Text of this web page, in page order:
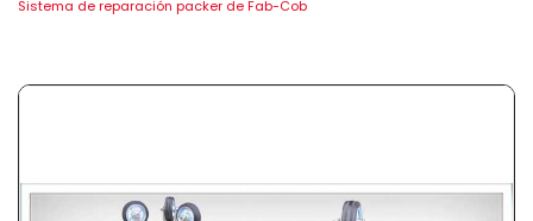
Sistema de reparación packer de Fab-Cob